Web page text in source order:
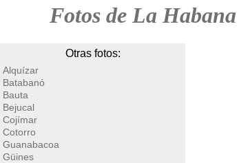
Fotos de La Habana
Otras fotos:
Alquízar
Batabanó
Bauta
Bejucal
Cojímar
Cotorro
Guanabacoa
Güines